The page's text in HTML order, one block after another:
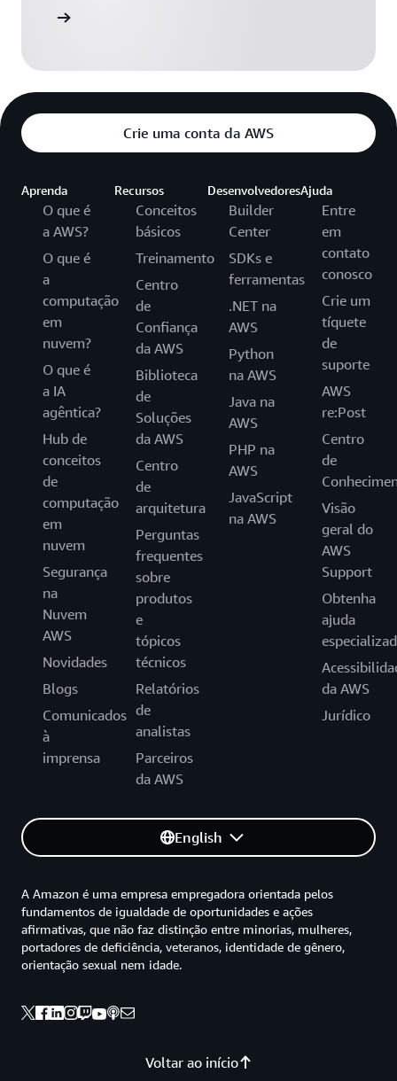
Crie uma conta da AWS
Aprenda
O que é
a AWS?
O que é
a
computação
em
nuvem?
O que é
a IA
agêntica?
Hub de
conceitos
de
computação
em
nuvem
Segurança
na
Nuvem
AWS
Novidades
Blogs
Comunicados
à
imprensa
Recursos
Conceitos
básicos
Treinamento
Centro
de
Confiança
da AWS
Biblioteca
de
Soluções
da AWS
Centro
de
arquitetura
Perguntas
frequentes
sobre
produtos
e
tópicos
técnicos
Relatórios
de
analistas
Parceiros
da AWS
Desenvolvedores
Builder
Center
SDKs e
ferramentas
.NET na
AWS
Python
na AWS
Java na
AWS
PHP na
AWS
JavaScript
na AWS
Ajuda
Entre
em
contato
conosco
Crie um
tíquete
de
suporte
AWS
re:Post
Centro
de
Visão
geral do
AWS
Support
Obtenha
ajuda
da AWS
Jurídico
English
Voltar ao início
A Amazon é uma empresa empregadora orientada pelos
fundamentos de igualdade de oportunidades e ações
afirmativas, que não faz distinção entre minorias, mulheres,
portadores de deficiência, veteranos, identidade de gênero,
orientação sexual nem idade.